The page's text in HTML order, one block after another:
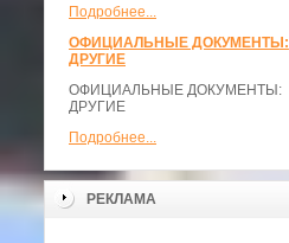
Подробнее...
ОФИЦИАЛЬНЫЕ ДОКУМЕНТЫ:
ДРУГИЕ
ОФИЦИАЛЬНЫЕ ДОКУМЕНТЫ:
ДРУГИЕ
Подробнее...
РЕКЛАМА